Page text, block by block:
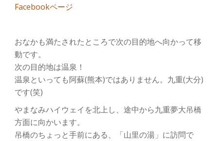
Facebookページ
おなかも満たされたところで次の目的地へ向かって移
動です。
次の目的地は温泉！
温泉といっても阿蘇(熊本)ではありません。九重(大分)
です(笑)
やまなみハイウェイを北上し、途中から九重夢大吊橋
方面に向かいます。
吊橋のちょっと手前にある、「山里の湯」に訪問で